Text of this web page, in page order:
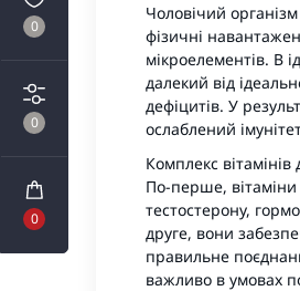
0
0
0
Чоловічий
фізичні
мікроелементів. В
далекий від
дефіцитів. У
ослаблений
Комплекс
По-перше,
тестостерону,
друге, вони
правильне
важливо в умовах